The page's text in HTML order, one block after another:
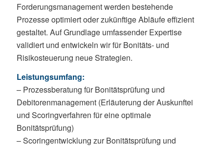
Forderungsmanagement werden bestehende
Prozesse optimiert oder zukünftige Abläufe effizient
gestaltet. Auf Grundlage umfassender Expertise
validiert und entwickeln wir für Bonitäts- und
Risikosteuerung neue Strategien.
Leistungsumfang:
– Prozessberatung für Bonitätsprüfung und
Debitorenmanagement (Erläuterung der Auskunftei
und Scoringverfahren für eine optimale
Bonitätsprüfung)
– Scoringentwicklung zur Bonitätsprüfung und